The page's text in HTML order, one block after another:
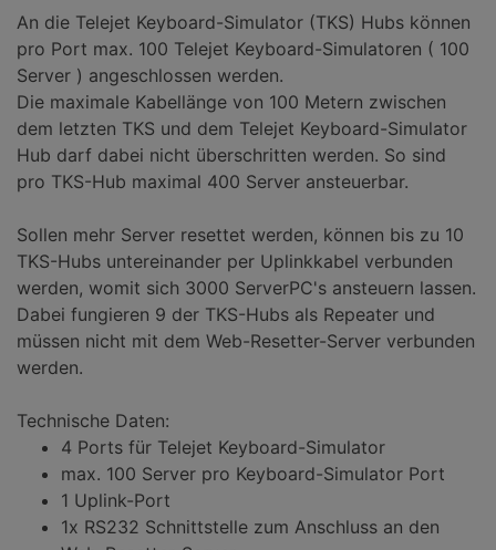
An die Telejet Keyboard-Simulator (TKS) Hubs können
pro Port max. 100 Telejet Keyboard-Simulatoren ( 100
Server ) angeschlossen werden.
Die maximale Kabellänge von 100 Metern zwischen
dem letzten TKS und dem Telejet Keyboard-Simulator
Hub darf dabei nicht überschritten werden. So sind
pro TKS-Hub maximal 400 Server ansteuerbar.
Sollen mehr Server resettet werden, können bis zu 10
TKS-Hubs untereinander per Uplinkkabel verbunden
werden, womit sich 3000 ServerPC's ansteuern lassen.
Dabei fungieren 9 der TKS-Hubs als Repeater und
müssen nicht mit dem Web-Resetter-Server verbunden
werden.
Technische Daten:
4 Ports für Telejet Keyboard-Simulator
max. 100 Server pro Keyboard-Simulator Port
1 Uplink-Port
1x RS232 Schnittstelle zum Anschluss an den